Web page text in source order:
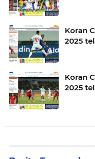
Koran
2025
Koran
2025